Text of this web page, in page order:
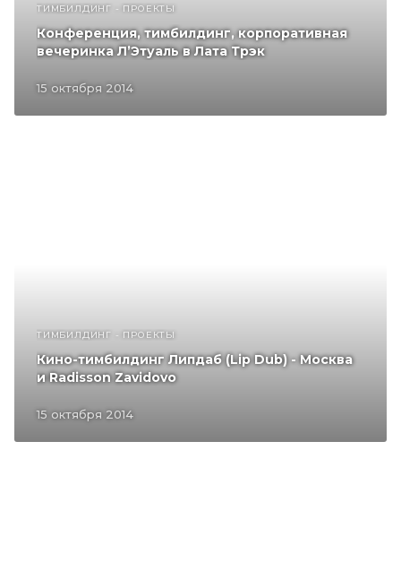
ТИМБИЛДИНГ - ПРОЕКТЫ
15 октября 2014
Конференция, тимбилдинг, корпоративная
вечеринка Л’Этуаль в Лата Трэк
ТИМБИЛДИНГ - ПРОЕКТЫ
15 октября 2014
Кино-тимбилдинг Липдаб (Lip Dub) - Москва
и Radisson Zavidovo